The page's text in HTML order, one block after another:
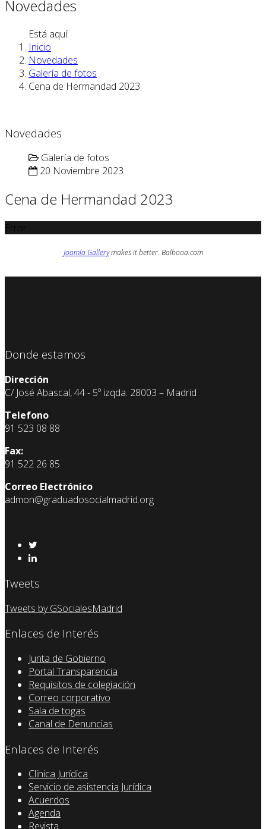
Novedades
Está aquí:
Inicio
Novedades
Galería de fotos
Cena de Hermandad 2023
Novedades
Galería de fotos
20 Noviembre 2023
Cena de Hermandad 2023
Joomla Gallerymakes it better. Balbooa.com
Donde estamos
Dirección
C/ José Abascal, 44 - 5º izqda. 28003 – Madrid
Telefono
91 523 08 88
Fax:
91 522 26 85
Correo Electrónico
admon@graduadosocialmadrid.org
Tweets
Tweets by GSocialesMadrid
Enlaces de Interés
Junta de Gobierno
Portal Transparencia
Requisitos de colegiación
Correo corporativo
Sala de togas
Canal de Denuncias
Enlaces de Interés
Clínica Jurídica
Servicio de asistencia Jurídica
Acuerdos
Agenda
Revista